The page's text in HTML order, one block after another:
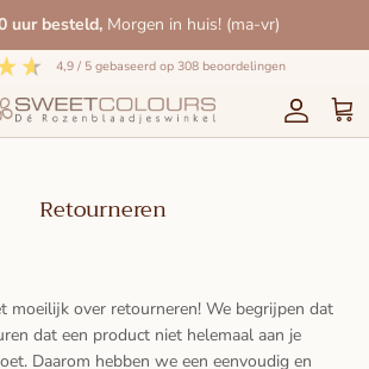
uur besteld, Morgen in huis! (ma-vr)
4,9 / 5 gebaseerd op 308 beoordelingen
Retourneren
moeilijk over retourneren! We begrijpen dat
dat een product niet helemaal aan je
Daarom hebben we een eenvoudig en